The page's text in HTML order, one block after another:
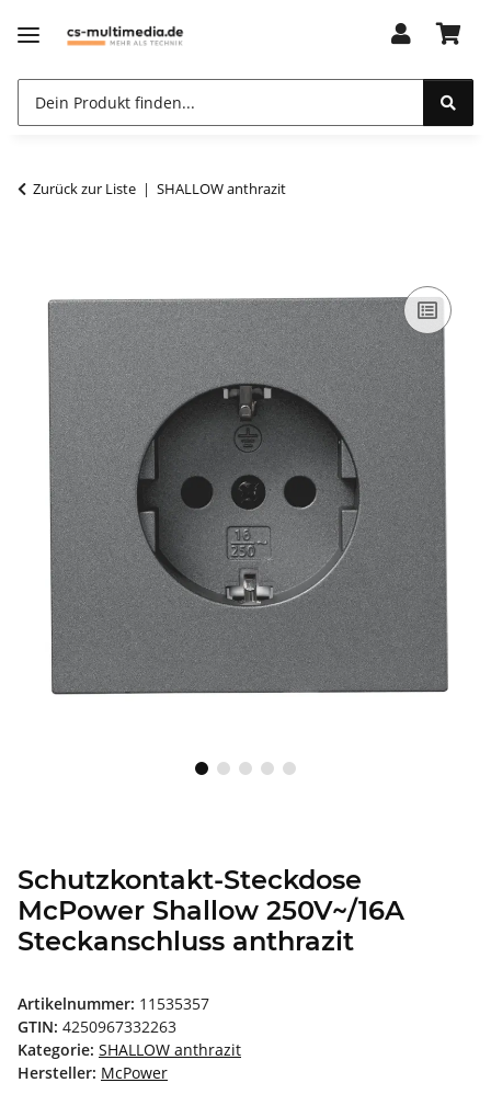
Zurück zur Liste SHALLOW anthrazit
Schutzkontakt-Steckdose
McPower Shallow 250V~/16A
Steckanschluss anthrazit
Artikelnummer: 11535357
GTIN: 4250967332263
Kategorie: SHALLOW anthrazit
Hersteller: McPower